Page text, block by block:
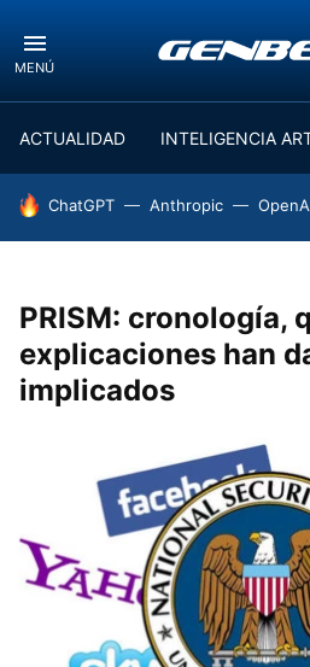
MENÚ
ACTUALIDAD INTELIGENCIA
HOY SE HABLA DE
ChatGPT Anthropic
PRISM: cronología,
explicaciones han
implicados